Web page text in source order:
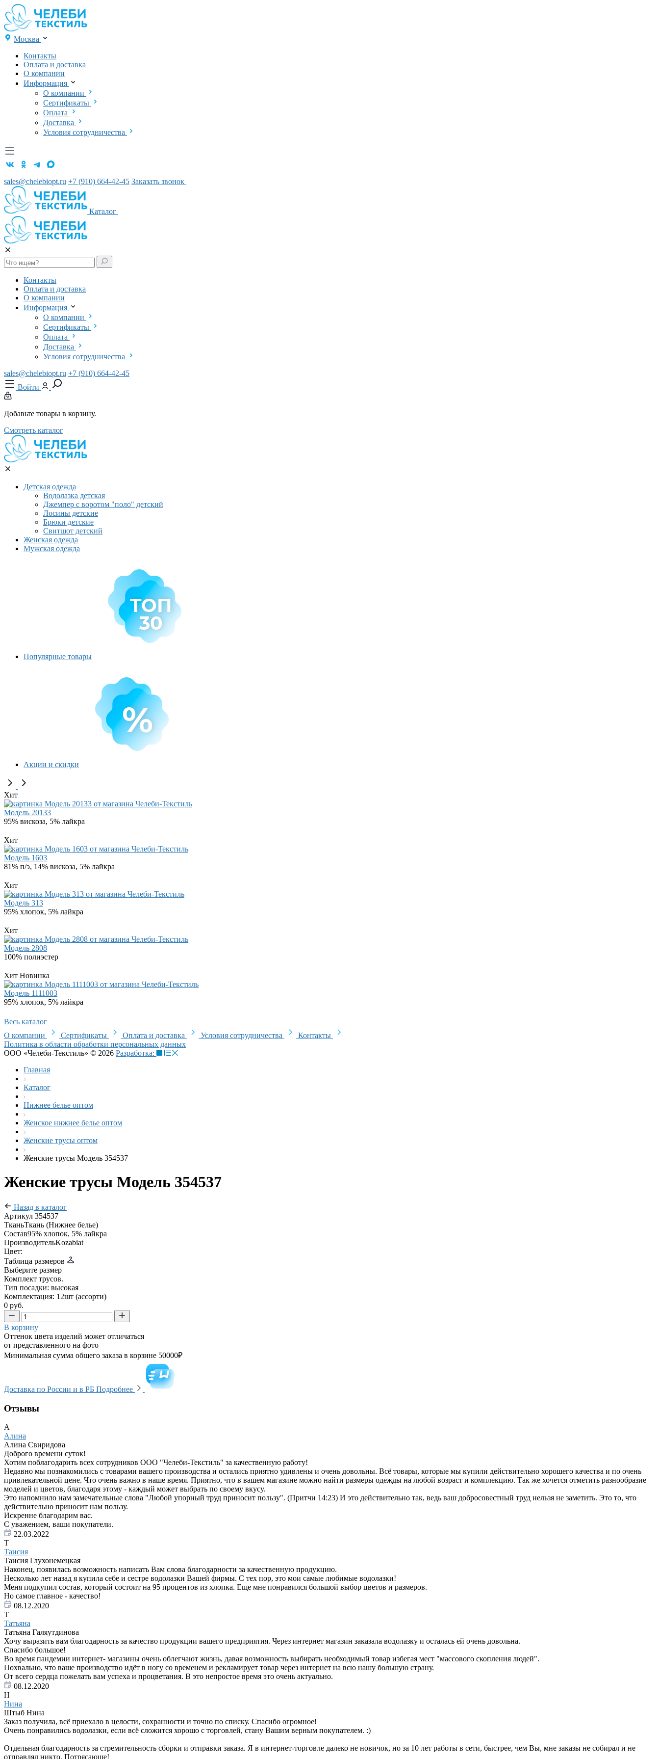
Москва
Контакты
Оплата и доставка
О компании
Информация
О компании
Сертификаты
Оплата
Доставка
Условия сотрудничества
sales@chelebiopt.ru +7 (910) 664-42-45 Заказать звонок
Каталог
Контакты
Оплата и доставка
О компании
Информация
О компании
Сертификаты
Оплата
Доставка
Условия сотрудничества
sales@chelebiopt.ru +7 (910) 664-42-45
Войти
Добавьте товары в корзину.
Смотреть каталог
Детская одежда
Водолазка детская
Джемпер с воротом "поло" детский
Лосины детские
Брюки детские
Свитшот детский
Женская одежда
Мужская одежда
Популярные товары
Акции и скидки
Хит
Модель 20133
95% вискоза, 5% лайкра
Хит
Модель 1603
81% п/э, 14% вискоза, 5% лайкра
Хит
Модель 313
95% хлопок, 5% лайкра
Хит
Модель 2808
100% полиэстер
Хит Новинка
Модель 1111003
95% хлопок, 5% лайкра
Весь каталог
О компании
Сертификаты Оплата и доставка Условия сотрудничества
Контакты
Политика в области обработки персональных данных
ООО «Челеби-Текстиль» © 2026 Разработка:
Главная
Каталог
Нижнее белье оптом
Женское нижнее белье оптом
Женские трусы оптом
Женские трусы Модель 354537
Женские трусы Модель 354537
Назад в каталог
Артикул 354537
ТканьТкань (Нижнее белье)
Состав95% хлопок, 5% лайкра
ПроизводительKozabiat
Цвет:
Таблица размеров
Выберите размер
Комплект трусов.
Тип посадки: высокая
Комплектация: 12шт (ассорти)
0 руб.
В корзину
Оттенок цвета изделий может отличаться
от представленного на фото
Минимальная сумма общего заказа в корзине 50000₽
Доставка по России и в РБ Подробнее
Отзывы
А
Алина
Алина Свиридова
Доброго времени суток!
Хотим поблагодарить всех сотрудников ООО "Челеби-Текстиль" за качественную работу!
Недавно мы познакомились с товарами вашего производства и остались приятно удивлены и очень довольны. Всё товары, которые мы купили действительно хорошего качества и по очень
привлекательной цене. Что очень важно в наше время. Приятно, что в вашем магазине можно найти размеры одежды на любой возраст и комплекцию. Так же хочется отметить разнообразие
моделей и цветов, благодаря этому - каждый может выбрать по своему вкусу.
Это напомнило нам замечательные слова "Любой упорный труд приносит пользу". (Притчи 14:23) И это действительно так, ведь ваш добросовестный труд нельзя не заметить. Это то, что
действительно приносит нам пользу.
Искренне благодарим вас.
С уважением, ваши покупатели.
22.03.2022
Т
Таисия
Таисия Глухонемецкая
Наконец, появилась возможность написать Вам слова благодарности за качественную продукцию.
Несколько лет назад я купила себе и сестре водолазки Вашей фирмы. С тех пор, это мои самые любимые водолазки!
Меня подкупил состав, который состоит на 95 процентов из хлопка. Еще мне понравился большой выбор цветов и размеров.
Но самое главное - качество!
08.12.2020
Т
Татьяна
Татьяна Галяутдинова
Хочу выразить вам благодарность за качество продукции вашего предприятия. Через интернет магазин заказала водолазку и осталась ей очень довольна.
Спасибо большое!
Во время пандемии интернет- магазины очень облегчают жизнь, давая возможность выбирать необходимый товар избегая мест "массового скопления людей".
Похвально, что ваше производство идёт в ногу со временем и рекламирует товар через интернет на всю нашу большую страну.
От всего сердца пожелать вам успеха и процветания. В это непростое время это очень актуально.
08.12.2020
Н
Нина
Штыб Нина
Заказ получила, всё приехало в целости, сохранности и точно по списку. Спасибо огромное!
Очень понравились водолазки, если всё сложится хорошо с торговлей, стану Вашим верным покупателем. :)
Отдельная благодарность за стремительность сборки и отправки заказа. Я в интернет-торговле далеко не новичок, но за 10 лет работы в сети, быстрее, чем Вы, мне заказы не собирал и не
отправлял никто. Потрясающе!